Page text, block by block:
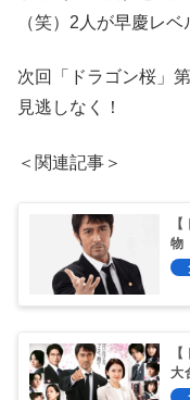
（笑）2人が早慶レ
次回「ドラゴン桜」
見逃しなく！
＜関連記事＞
物
大